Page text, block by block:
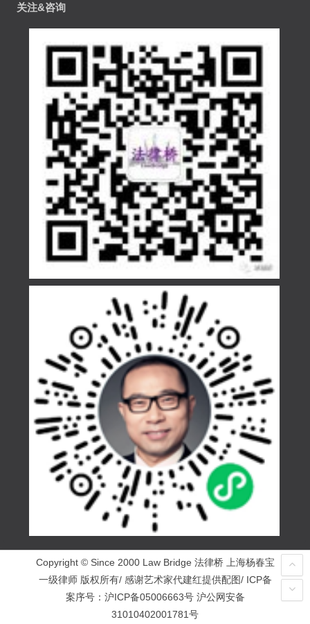
关注&咨询
Copyright © Since 2000 Law Bridge 法律桥 上海杨春宝
一级律师 版权所有/ 感谢艺术家代建红提供配图/ ICP备
案序号： 沪ICP备05006663号 沪公网安备
31010402001781号